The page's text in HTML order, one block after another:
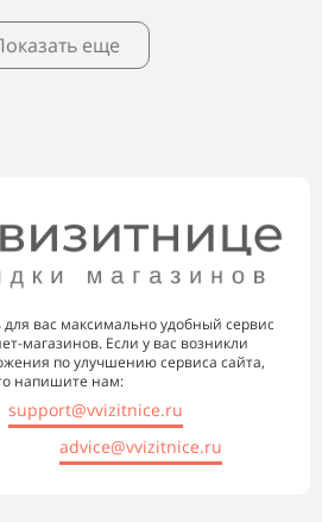
еще
вас максимально удобный сервис
магазинов. Если у вас возникли
по улучшению сервиса сайта,
напишите нам:
support@vvizitnice.ru
advice@vvizitnice.ru